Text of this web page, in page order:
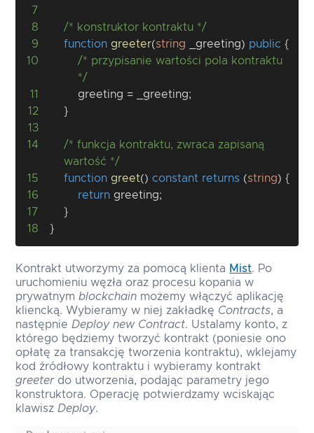
7
8
/* konstruktor kontraktu */
9
function greeter(string _greeting) public {
10
/* przypisanie wartości pola kontraktu
*/
11
        greeting
= _greeting;
12
}
13
14
/* funkcja kontraktu, zwraca zapisaną
wartość */
15
function greet() constant returns (string) {
16
return greeting;
17
}
18
}
Kontrakt utworzymy za pomocą klienta Mist. Po
uruchomieniu węzła oraz procesu kopania w
prywatnymblockchain możemy włączyć aplikację
kliencką. Wybieramy w niej zakładkę Contracts, a
następnieDeploy new Contract. Ustalamy konto, z
którego będziemy tworzyć kontrakt (poniesie ono
opłatę za transakcję tworzenia kontraktu), wklejamy
kod źródłowy kontraktu i wybieramy kontrakt
greeterdo utworzenia, podając parametry jego
konstruktora. Operację potwierdzamy wciskając
klawiszDeploy.